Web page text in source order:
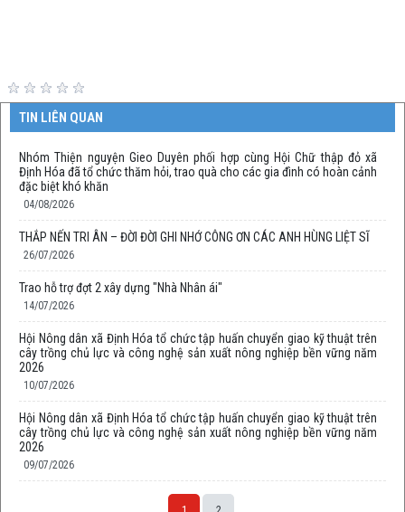
TIN LIÊN QUAN
Nhóm Thiện nguyện Gieo Duyên phối hợp cùng Hội Chữ thập đỏ xã
Định Hóa đã tổ chức thăm hỏi, trao quà cho các gia đình có hoàn cảnh
đặc biệt khó khăn
04/08/2026
THẮP NẾN TRI ÂN – ĐỜI ĐỜI GHI NHỚ CÔNG ƠN CÁC ANH HÙNG LIỆT SĨ
26/07/2026
Trao hỗ trợ đợt 2 xây dựng "Nhà Nhân ái"
14/07/2026
Hội Nông dân xã Định Hóa tổ chức tập huấn chuyển giao kỹ thuật trên
cây trồng chủ lực và công nghệ sản xuất nông nghiệp bền vững năm
2026
10/07/2026
Hội Nông dân xã Định Hóa tổ chức tập huấn chuyển giao kỹ thuật trên
cây trồng chủ lực và công nghệ sản xuất nông nghiệp bền vững năm
2026
09/07/2026